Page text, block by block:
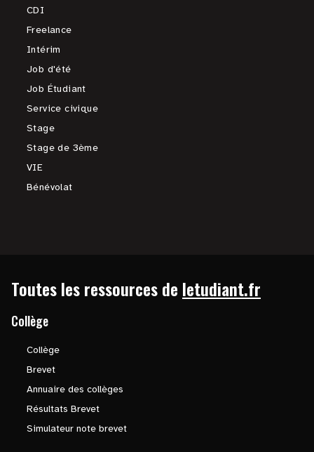
CDI
Freelance
Intérim
Job d'été
Job Étudiant
Service civique
Stage
Stage de 3ème
VIE
Bénévolat
Toutes les ressources de letudiant.fr
Collège
Collège
Brevet
Annuaire des collèges
Résultats Brevet
Simulateur note brevet